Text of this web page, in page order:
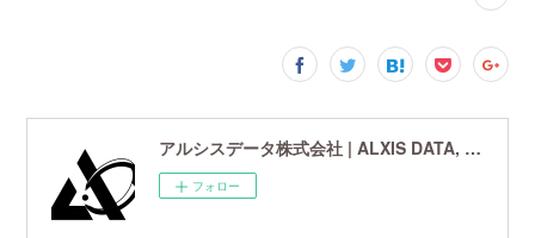
アルシスデータ株式会社 | ALXIS DATA, Inc. | 世界最先端の画像鮮鋭化技術研究開発企業
フォロー